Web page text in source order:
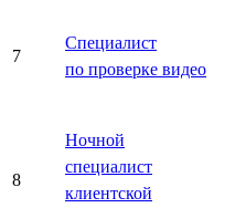
7
Специалист
по проверке видео
8
Ночной
специалист
клиентской